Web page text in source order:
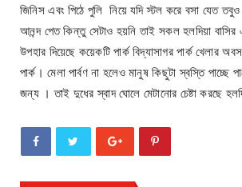
জিনিস এবং পিঠে পুলি নিয়ে যদি স্টল করে বসা যেত তবুও
আনন্দ পেত কিন্তু সেটাও হয়নি তাই সকল হলদিয়া
উপহার দিয়েছে কয়েকটি পার্ক বিদ্যাসাগর পার্ক খেলার
পার্ক। মেলা পার্বণ না হলেও মানুষ কিছুটা স্বস্তি পাচ্ছে
জন্য । তাই দুধের স্বাদ ঘোলে মেটানোর চেষ্টা করছে